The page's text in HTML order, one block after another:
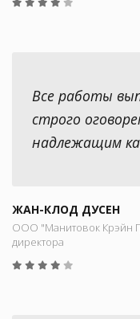
Все работы
строго
надлежащим
ЖАН-КЛОД ДУСЕН
ООО "Манитовок Крэйн
директора